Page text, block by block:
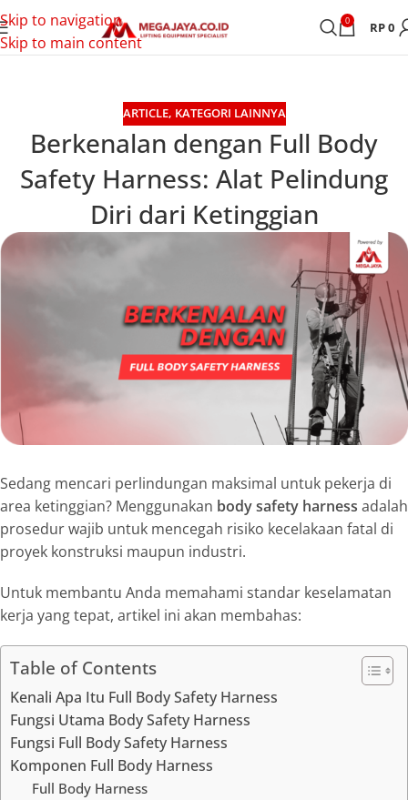
Skip to navigation
Skip to main content
0 RP0
ARTICLE, KATEGORI LAINNYA
Berkenalan dengan Full Body
Safety Harness: Alat Pelindung
Diri dari Ketinggian
Sedang mencari perlindungan maksimal untuk pekerja di
area ketinggian? Menggunakan body safety harness adalah
prosedur wajib untuk mencegah risiko kecelakaan fatal di
proyek konstruksi maupun industri.
Untuk membantu Anda memahami standar keselamatan
kerja yang tepat, artikel ini akan membahas:
Table of Contents
Kenali Apa Itu Full Body Safety Harness
Fungsi Utama Body Safety Harness
Fungsi Full Body Safety Harness
Komponen Full Body Harness
Full Body Harness